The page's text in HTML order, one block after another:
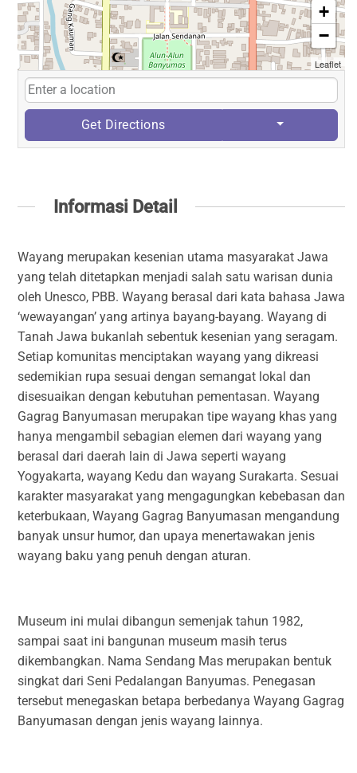
+
−
Leaflet
Get Directions
Informasi Detail
Wayang merupakan kesenian utama masyarakat Jawa
yang telah ditetapkan menjadi salah satu warisan dunia
oleh Unesco, PBB. Wayang berasal dari kata bahasa Jawa
‘wewayangan’ yang artinya bayang-bayang. Wayang di
Tanah Jawa bukanlah sebentuk kesenian yang seragam.
Setiap komunitas menciptakan wayang yang dikreasi
sedemikian rupa sesuai dengan semangat lokal dan
disesuaikan dengan kebutuhan pementasan. Wayang
Gagrag Banyumasan merupakan tipe wayang khas yang
hanya mengambil sebagian elemen dari wayang yang
berasal dari daerah lain di Jawa seperti wayang
Yogyakarta, wayang Kedu dan wayang Surakarta. Sesuai
karakter masyarakat yang mengagungkan kebebasan dan
keterbukaan, Wayang Gagrag Banyumasan mengandung
banyak unsur humor, dan upaya menertawakan jenis
wayang baku yang penuh dengan aturan.
Museum ini mulai dibangun semenjak tahun 1982,
sampai saat ini bangunan museum masih terus
dikembangkan. Nama Sendang Mas merupakan bentuk
singkat dari Seni Pedalangan Banyumas. Penegasan
tersebut menegaskan betapa berbedanya Wayang Gagrag
Banyumasan dengan jenis wayang lainnya.